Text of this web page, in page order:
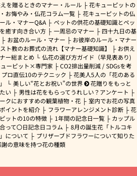
を贈るときのマナー・ルール
花キューピットの
お悔やみ・仏花コラム一覧
花キューピットの仏
ル・マナーQ&A
ペットの供花の基礎知識とペッ
癒す向き合い方
一周忌のマナー
四十九日の基
お盆のルール・マナー
お彼岸のルール・マナー
ト教のお葬式の流れ【マナー基礎知識】
お供え
ー総まとめ
仏花の選び方ガイド（早見表あり)
ーピット×専門家
CO2排出量削減 / SDGsを考
プロ直伝10のテクニック
花美人5人の「花のある
美しい“花とお祝い”の世界
花贈りをもっと
い
男性は花をもらってうれしい？アンケート
クにおすすめの観葉植物・花
室内でお花の写真
イントを紹介
フラワーアレンジメント診断
花
ットの10の特徴
1年間の記念日一覧
カップル
って〇日記念日コラム
8月の誕生花「トルコキ
について
プリザーブドフラワーについて知りた
謝の意味を持つ花の種類